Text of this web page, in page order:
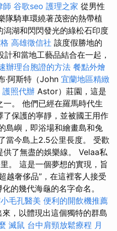
師 谷歌seo 護理之家 從男性
隊騎車環繞著茂密的熱帶植
湖和閃閃發光的綠松石印度
高雄徵信社 該度假勝地的
和當地工藝品結合在一起，
辦理台胞證的方法 餐點外燴
·阿斯特（John 宜蘭地區精緻
護照代辦 Astor）莊園，這是
。 他們已經在羅馬時代生
保護的寧靜，並被國王用作
島嶼，即浴場和繪畫島和兔
當今島上2.5公里長度。 受歡
了無盡的娛樂線。 Velaa私
。 這是一個夢想的實現，旨
越奢侈品”，在這裡客人接受
的幾代海龜的名字命名。
毛孔醫美 便利的開飲機推薦
，以體現出這個獨特的群島
滅鼠 台中肩頸放鬆療程 月